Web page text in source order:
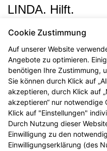
LINDA. Hilft.
Gesundwerdens oder
LINDA. Hilft.ist auch
angewiesen sind - sowie
Bundesverband
einmal vorbei.
Cookie Zustimmung
Auf unserer Website
Angebote zu optimieren.
benötigen Ihre Zustimmung,
Sie können durch Klick auf
akzeptieren, durch Klick auf
akzeptieren“ nur
Klick auf "Einstellungen"
Durch Nutzung dieser
Einwilligung zu den
Einwilligungserklärung (des